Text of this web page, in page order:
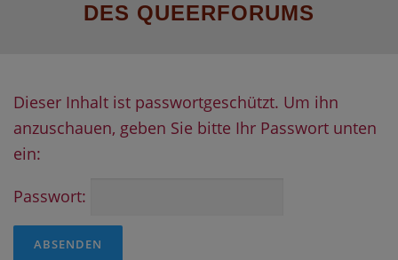
Termine Kontakt & Orte Suche
DES QUEERFORUMS
Dieser Inhalt ist passwortgeschützt. Um ihn
anzuschauen, geben Sie bitte Ihr Passwort unten
ein:
Passwort: